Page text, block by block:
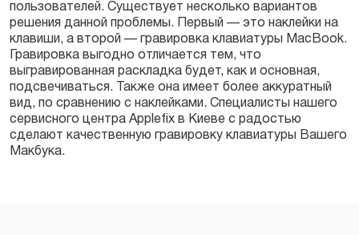
пользователей. Существует несколько вариантов
решения данной проблемы. Первый — это наклейки на
клавиши, а второй — гравировка клавиатуры MacBook.
Гравировка выгодно отличается тем, что
выгравированная раскладка будет, как и основная,
подсвечиваться. Также она имеет более аккуратный
вид, по сравнению с наклейками. Специалисты нашего
сервисного центра Applefix в Киеве с радостью
сделают качественную гравировку клавиатуры Вашего
Макбука.